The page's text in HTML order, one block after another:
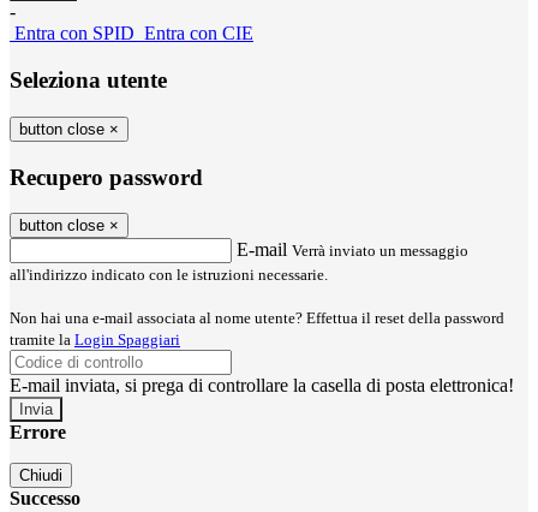
-
Entra con SPID Entra con CIE
Seleziona utente
button close ×
Recupero password
button close ×
E-mail Verrà inviato un messaggio
all'indirizzo indicato con le istruzioni necessarie.
Non hai una e-mail associata al nome utente? Effettua il reset della password
tramite la Login Spaggiari
E-mail inviata, si prega di controllare la casella di posta elettronica!
Errore
Chiudi
Successo